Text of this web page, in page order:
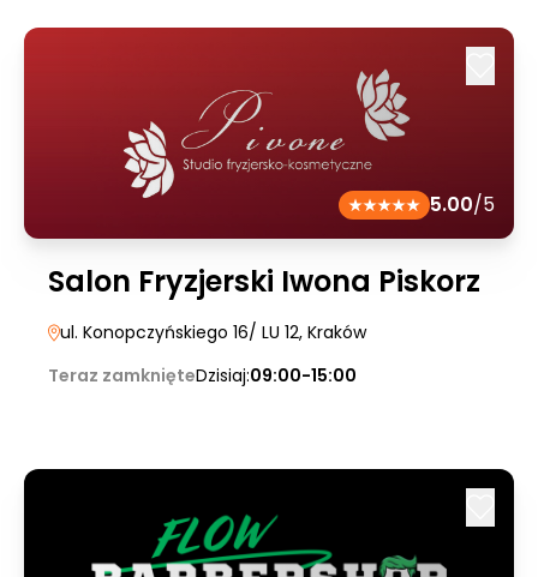
5.00/5
Salon Fryzjerski Iwona Piskorz
ul. Konopczyńskiego 16/ LU 12, Kraków
Teraz zamknięteDzisiaj:09:00-15:00